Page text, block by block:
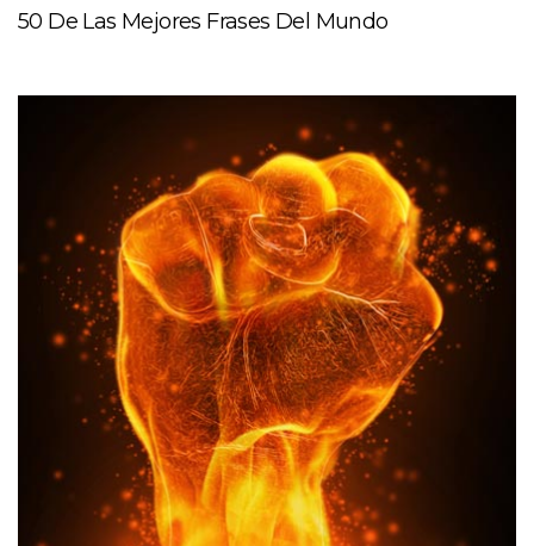
50 De Las Mejores Frases Del Mundo